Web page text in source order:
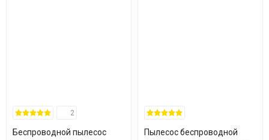
2
Беспроводной пылесос
Пылесос беспроводной